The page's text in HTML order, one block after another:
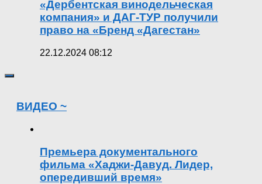
«Дербентская винодельческая
компания» и ДАГ-ТУР получили
право на «Бренд «Дагестан»
22.12.2024 08:12
ВИДЕО ~
Премьера документального
фильма «Хаджи-Давуд. Лидер,
опередивший время»